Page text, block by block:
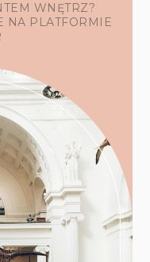
WNĘTRZ?
NA PLATFORMIE